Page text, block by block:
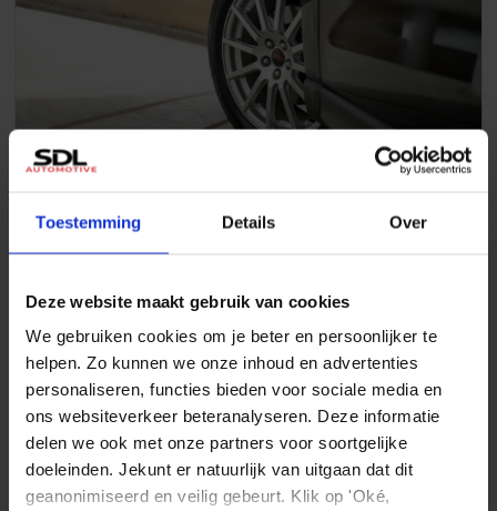
Toestemming Details Over
Deze website maakt gebruik van cookies
We gebruiken cookies om je beter en persoonlijker te
helpen. Zo kunnen we onze inhoud en advertenties
personaliseren, functies bieden voor sociale media en
ons websiteverkeer beteranalyseren. Deze informatie
delen we ook met onze partners voor soortgelijke
doeleinden. Jekunt er natuurlijk van uitgaan dat dit
geanonimiseerd en veilig gebeurt. Klik op 'Oké,
wanneer banden wisselen?